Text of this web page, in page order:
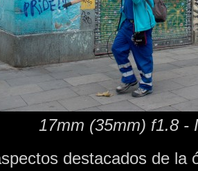
17mm (35mm) f1.8 -
destacados de la